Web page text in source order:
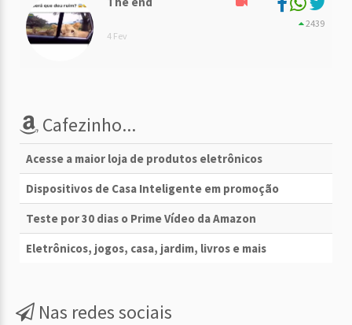
4 Fev
2439
Cafezinho...
Acesse a maior loja de produtos eletrônicos
Dispositivos de Casa Inteligente em promoção
Teste por 30 dias o Prime Vídeo da Amazon
Eletrônicos, jogos, casa, jardim, livros e mais
Nas redes sociais